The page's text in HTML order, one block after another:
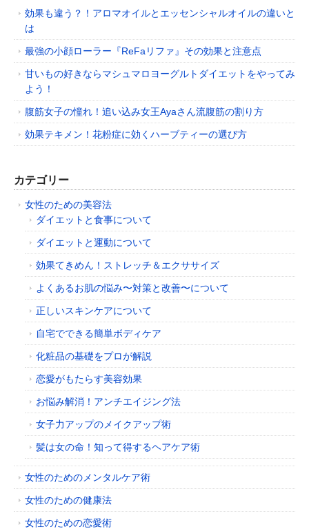
効果も違う？！アロマオイルとエッセンシャルオイルの違いと
は
最強の小顔ローラー『ReFaリファ』その効果と注意点
甘いもの好きならマシュマロヨーグルトダイエットをやってみ
よう！
腹筋女子の憧れ！追い込み女王Ayaさん流腹筋の割り方
効果テキメン！花粉症に効くハーブティーの選び方
カテゴリー
女性のための美容法
ダイエットと食事について
ダイエットと運動について
効果てきめん！ストレッチ＆エクササイズ
よくあるお肌の悩み〜対策と改善〜について
正しいスキンケアについて
自宅でできる簡単ボディケア
化粧品の基礎をプロが解説
恋愛がもたらす美容効果
お悩み解消！アンチエイジング法
女子力アップのメイクアップ術
髪は女の命！知って得するヘアケア術
女性のためのメンタルケア術
女性のための健康法
女性のための恋愛術